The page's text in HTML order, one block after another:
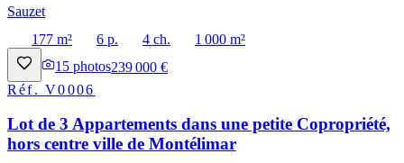
Sauzet
177 m²
6 p. 4 ch.
1 000 m²
15 photos239 000 €
Réf.V0006
Lot de 3 Appartements dans une petite Copropriété,
hors centre ville de Montélimar